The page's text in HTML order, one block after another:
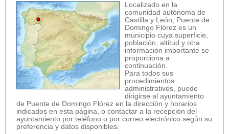
Localizado en la
comunidad autónoma de
Castilla y León, Puente de
Domingo Flórez es un
municipio cuya superficie,
población, altitud y otra
información importante se
proporciona a
continuación.
Para todos sus
procedimientos
administrativos, puede
dirigirse al ayuntamiento
de Puente de Domingo Flórez en la dirección y horarios
indicados en esta página, o contactar a la recepción del
ayuntamiento por teléfono o por correo electrónico según su
preferencia y datos disponibles.